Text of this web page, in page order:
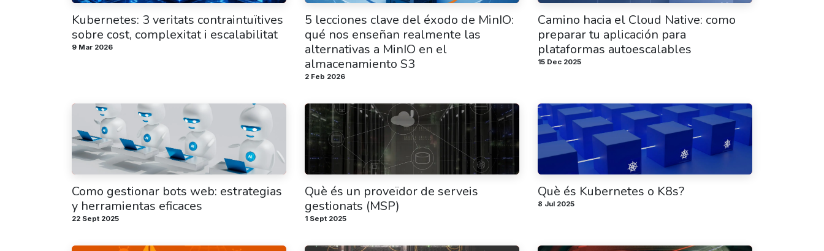
Kubernetes: 3 veritats contraintuïtives
sobre cost, complexitat i escalabilitat
9 Mar 2026
5 lecciones clave del éxodo de MinIO:
qué nos enseñan realmente las
alternativas a MinIO en el
almacenamiento S3
2 Feb 2026
Camino hacia el Cloud Native: como
preparar tu aplicación para
plataformas autoescalables
15 Dec 2025
Como gestionar bots web: estrategias
y herramientas eficaces
22 Sept 2025
Què és un proveïdor de serveis
gestionats (MSP)
1 Sept 2025
Què és Kubernetes o K8s?
8 Jul 2025